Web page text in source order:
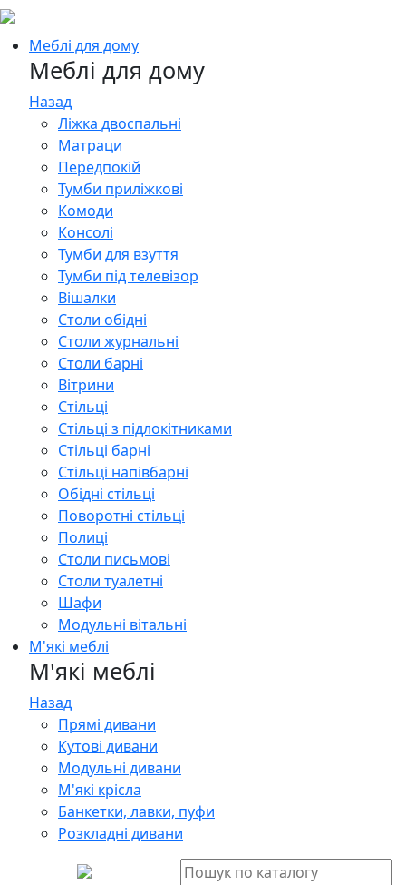
Меблі для дому
Меблі для дому
Назад
Ліжка двоспальні
Матраци
Передпокій
Тумби приліжкові
Комоди
Консолі
Тумби для взуття
Тумби під телевізор
Вішалки
Столи обідні
Столи журнальні
Столи барні
Вітрини
Стільці
Стільці з підлокітниками
Стільці барні
Стільці напівбарні
Обідні стільці
Поворотні стільці
Полиці
Столи письмові
Столи туалетні
Шафи
Модульні вітальні
М'які меблі
М'які меблі
Назад
Прямі дивани
Кутові дивани
Модульні дивани
М'які крісла
Банкетки, лавки, пуфи
Розкладні дивани